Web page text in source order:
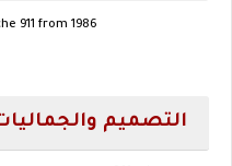
911 from 1986
التصميم